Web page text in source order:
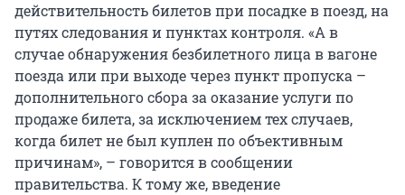
действительность билетов при посадке в поезд, на
путях следования и пунктах контроля. «А в
случае обнаружения безбилетного лица в вагоне
поезда или при выходе через пункт пропуска –
дополнительного сбора за оказание услуги по
продаже билета, за исключением тех случаев,
когда билет не был куплен по объективным
причинам», – говорится в сообщении
правительства. К тому же, введение